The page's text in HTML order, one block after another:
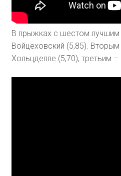
В прыжках с шестом лучшим
Войцеховский (5,85).
Хольцдеппе (5,70), третьим –